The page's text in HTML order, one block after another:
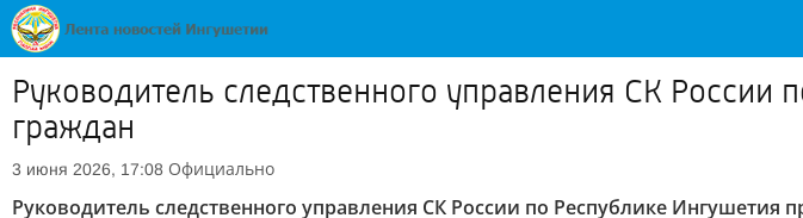
Руководитель следственного управления СК
граждан
3 июня 2026, 17:08 Официально
Руководитель следственного управления СК России по Республике Ингушетия